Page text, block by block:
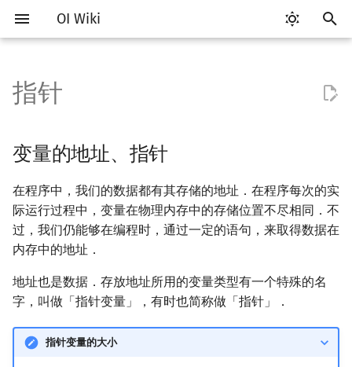
OI Wiki
入
以
始
搜
索
Getting Started
关于本项目
如何参与
OI Wiki 不是什么
格式手册
数学符号表
F.A.Q.
比赛相关简介
赛事
题型
学习路线
学习资源
技巧
常见错误
常见技巧
出题
工具软件简介
代码编辑工具
VS Code
Atom
Notepad++
评测工具 Cena
CCR Plus
命令行
命令行编译与调试
编译器
WSL (Windows 10)
Generator
Validator
Checker
分支
循环
变量的地址、指针
指针的声明与使用
指针的偏移
使用指针偏移访问数组
空指针
指针的进阶使用
指针类型参数的使用
C++ 标准库简介
STL 容器
序列式容器
关联式容器
容器适配器
STL 算法
bitset
string
pair
类
命名空间
值类别
重载运算符
引用
常量
新版 C++ 特性
平衡树
算法基础简介
复杂度
枚举
模拟
递归 & 分治
贪心
排序
冒泡排序
插入排序
基数排序
搜索部分简介
DFS（搜索）
BFS（搜索）
双向搜索
启发式搜索
A*
迭代加深搜索
动态规划部分简介
动态规划基础
记忆化搜索
背包 DP
区间 DP
DAG 上的 DP
树形 DP
斜率优化
四边形不等式优化
WQS 二分
字符串部分简介
字符串基础
标准库
字符串匹配
字符串哈希
字典树 (Trie)
前缀函数与 KMP 算法
数学部分简介
布尔代数
数字系统 平衡三进制
格雷码
位操作
二进制集合操作
高精度计算
快速幂
素数
最大公约数
筛法
快速傅里叶变换
快速数论变换
Chirp Z 变换
容斥原理
斐波那契数列
卡特兰数
内积和外积
矩阵
行列式
环论
域论
随机变量
随机变量的数字特征
零和游戏
非公平组合游戏
高斯消元
牛顿迭代法
数据结构部分简介
栈
队列
链表
哈希表
并查集
堆
配对堆
左偏树
块状链表
树分块
李超线段树
猫树
值
Splay 树
WBLT
笛卡尔树
可持久化块状数组
可持久化平衡树
可持久化可并堆
线段树套平衡树
树状数组套权值线段树
Euler Tour Tree
Top Tree
图论部分简介
图论相关概念
图的存储
DFS（图论）
BFS（图论）
树上问题
树的中心
树的重心
树链剖分
有向无环图
k 短路
同余最短路
最小直径生成树
割点和桥
圆方树
最小割
费用流
Stoer–Wagner 算法
二分图最大权匹配
一般图最大匹配
稳定匹配
计算几何部分简介
二维计算几何基础
三维计算几何基础
距离
Pick 定理
三角剖分
凸包
杂项简介
离散化
双指针
离线算法
整体二分
莫队算法
分数规划
随机化
爬山算法
模拟退火
悬线法
RMQ
并查集应用
括号序列
线段树与离线询问
指针
变量的地址、指针
在程序中，我们的数据都有其存储的地址．在程序每次的实
际运行过程中，变量在物理内存中的存储位置不尽相同．不
过，我们仍能够在编程时，通过一定的语句，来取得数据在
内存中的地址．
地址也是数据．存放地址所用的变量类型有一个特殊的名
字，叫做「指针变量」，有时也简称做「指针」．
指针变量的大小